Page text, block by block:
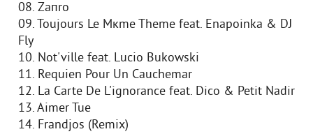
08. Zaпro
09. Toujours Le Mкme Theme feat. Enapoinka & DJ
Fly
10. Not'ville feat. Lucio Bukowski
11. Requien Pour Un Cauchemar
12. La Carte De L'ignorance feat. Dico & Petit Nadir
13. Aimer Tue
14. Frandjos (Remix)